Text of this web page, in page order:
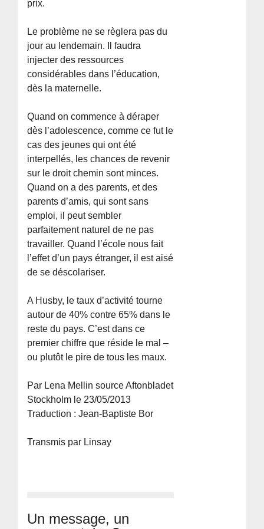
prix.
Le problème ne se règlera pas du
jour au lendemain. Il faudra
injecter des ressources
considérables dans l’éducation,
dès la maternelle.
Quand on commence à déraper
dès l’adolescence, comme ce fut le
cas des jeunes qui ont été
interpellés, les chances de revenir
sur le droit chemin sont minces.
Quand on a des parents, et des
parents d’amis, qui sont sans
emploi, il peut sembler
parfaitement naturel de ne pas
travailler. Quand l’école nous fait
l’effet d’un pays étranger, il est aisé
de se déscolariser.
A Husby, le taux d’activité tourne
autour de 40% contre 65% dans le
reste du pays. C’est dans ce
premier chiffre que réside le mal –
ou plutôt le pire de tous les maux.
Par Lena Mellin source Aftonbladet
Stockholm le 23/05/2013
Traduction : Jean-Baptiste Bor
Transmis par Linsay
Un message, un